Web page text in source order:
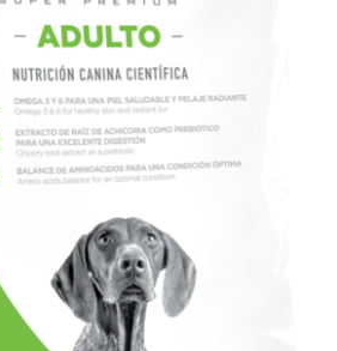
SIGN UP NOW
/